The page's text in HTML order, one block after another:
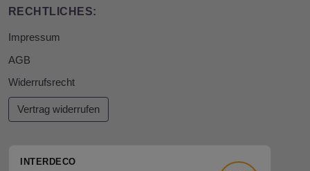
RECHTLICHES:
Impressum
AGB
Widerrufsrecht
Vertrag widerrufen
INTERDECO